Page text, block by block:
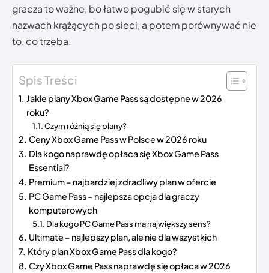
gracza to ważne, bo łatwo pogubić się w starych
nazwach krążących po sieci, a potem porównywać nie
to, co trzeba.
Spis Treści
Jakie plany Xbox Game Pass są dostępne w 2026
roku?
Czym różnią się plany?
Ceny Xbox Game Pass w Polsce w 2026 roku
Dla kogo naprawdę opłaca się Xbox Game Pass
Essential?
Premium – najbardziej zdradliwy plan w ofercie
PC Game Pass – najlepsza opcja dla graczy
komputerowych
Dla kogo PC Game Pass ma największy sens?
Ultimate – najlepszy plan, ale nie dla wszystkich
Który plan Xbox Game Pass dla kogo?
Czy Xbox Game Pass naprawdę się opłaca w 2026